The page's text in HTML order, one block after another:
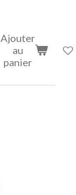
Ajouter
au
panier